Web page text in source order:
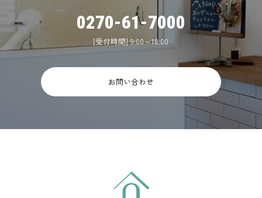
0270-61-7000
[受付時間] 9:00～18:00
お問い合わせ